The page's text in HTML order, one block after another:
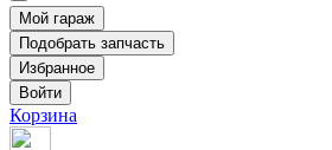
Корзина